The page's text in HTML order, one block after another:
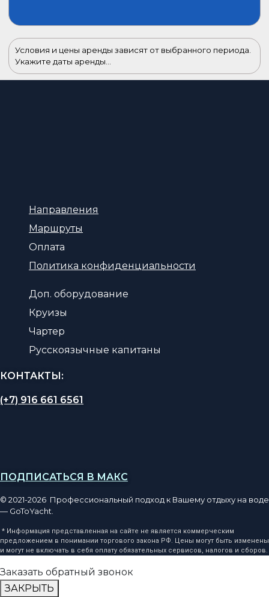
Условия и цены аренды зависят от выбранного периода.
Укажите даты аренды...
Направления
Маршруты
Оплата
Политика конфиденциальности
Доп. оборудование
Круизы
Чартер
Русскоязычные капитаны
КОНТАКТЫ:
(+7) 916 661 6561
ПОДПИСАТЬСЯ В МАКС
© 2021-2026 Профессиональный подход к Вашему отдыху на воде
— GoToYacht.
* Информация представленная на сайте не является коммерческим
предложением в понимании торгового закона РФ. Цены могут быть изменены
и могут не включать в себя оплату обязательных сервисов, налогов и сборов.
Заказать обратный звонок
ЗАКРЫТЬ